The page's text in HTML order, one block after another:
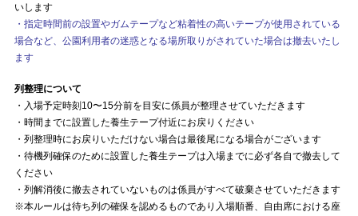
いします
・指定時間前の設置やガムテープなど粘着性の高いテープが使用されている
場合など、公園利用者の迷惑となる場所取りがされていた場合は撤去いたし
ます
列整理について
・入場予定時刻10〜15分前を目安に係員が整理させていただきます
・時間までに設置した養生テープ付近にお戻りください
・列整理時にお戻りいただけない場合は最後尾になる場合がございます
・待機列確保のために設置した養生テープは入場までに必ず各自で撤去して
ください
・列解消後に撤去されていないものは係員がすべて破棄させていただきます
※本ルールは待ち列の確保を認めるものであり入場順番、自由席における座